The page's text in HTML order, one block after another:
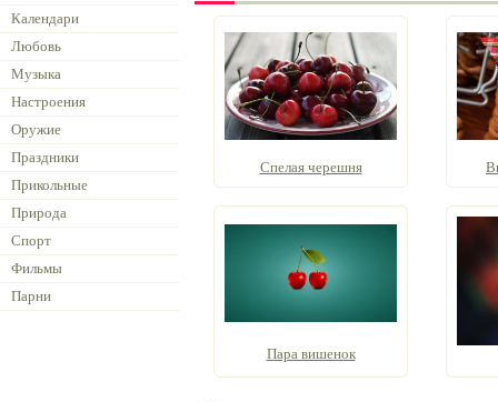
Календари
Любовь
Музыка
Настроения
Оружие
Праздники
Прикольные
Природа
Спорт
Фильмы
Парни
Спелая черешня
Пара вишенок